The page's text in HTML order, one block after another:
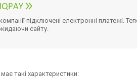
підключені електронні платежі.
сайту.
такі характеристики: